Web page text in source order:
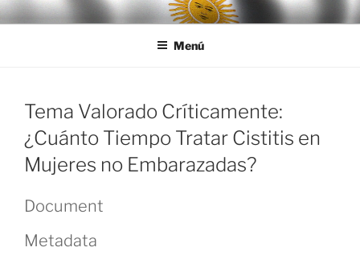
Ir
al
LEGISALUD
Menú
Tema Valorado Críticamente:
¿Cuánto Tiempo Tratar Cistitis en
Mujeres no Embarazadas?
Document
Metadata